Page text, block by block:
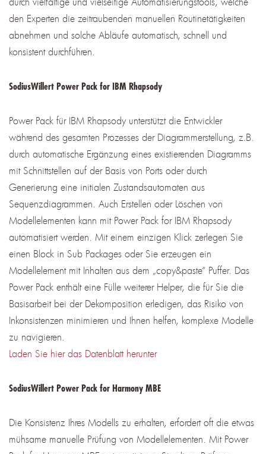
den Experten die zeitraubenden manuellen Routinetätigkeiten
abnehmen und solche Abläufe automatisch, schnell und
konsistent durchführen.
SodiusWillert Power Pack for IBM Rhapsody
Power Pack für IBM Rhapsody unterstützt die Entwickler
während des gesamten Prozesses der Diagrammerstellung, z.B.
durch automatische Ergänzung eines existierenden Diagramms
mit Schnittstellen auf der Basis von Ports oder durch
Generierung eine initialen Zustandsautomaten aus
Sequenzdiagrammen. Auch Erstellen oder Löschen von
Modellelementen kann mit Power Pack for IBM Rhapsody
automatisiert werden. Mit einem einzigen Klick zerlegen Sie
einen Block in Sub Packages oder Sie erzeugen ein
Modellelement mit Inhalten aus dem „copy&paste“ Puffer. Das
Power Pack enthält eine Fülle weiterer Helper, die für Sie die
Basisarbeit bei der Dekomposition erledigen, das Risiko von
Inkonsistenzen minimieren und Ihnen helfen, komplexe Modelle
zu navigieren.
Laden Sie hier das Datenblatt herunter
SodiusWillert Power Pack for Harmony MBE
Die Konsistenz Ihres Modells zu erhalten, erfordert oft die etwas
mühsame manuelle Prüfung von Modellelementen. Mit Power